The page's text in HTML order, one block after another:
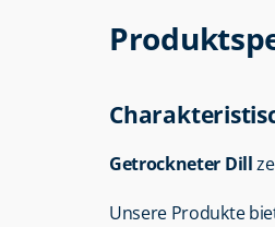
Getrockneter Dill
Unsere Produkte